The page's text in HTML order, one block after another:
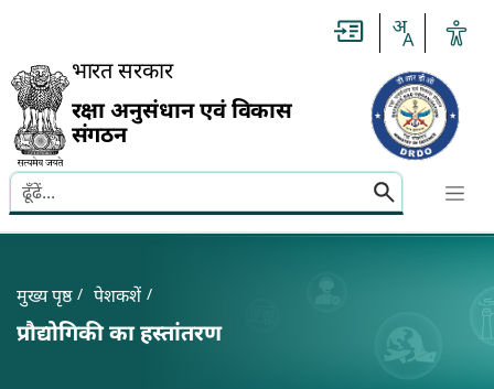
भारत सरकार
रक्षा अनुसंधान एवं विकास
संगठन
Search here
Breadcrumb
मुख्य पृष्ठ पेशकशें
प्रौद्योगिकी का हस्तांतरण
Untitled
Slide